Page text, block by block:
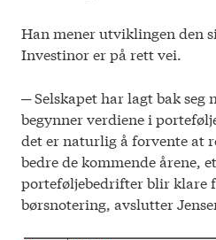
Han mener utviklingen den
Investinor er på rett vei.
─ Selskapet har lagt bak seg
begynner verdiene i
det er naturlig å forvente at
bedre de kommende årene,
porteføljebedrifter blir klare
børsnotering, avslutter